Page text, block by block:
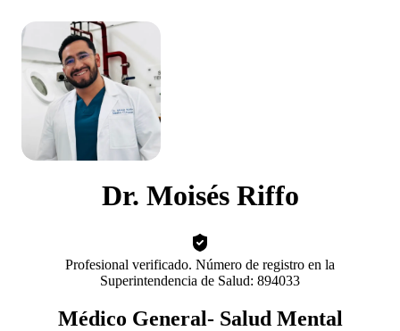
Dr. Moisés Riffo
Profesional verificado. Número de registro en la
Superintendencia de Salud: 894033
Médico General- Salud Mental